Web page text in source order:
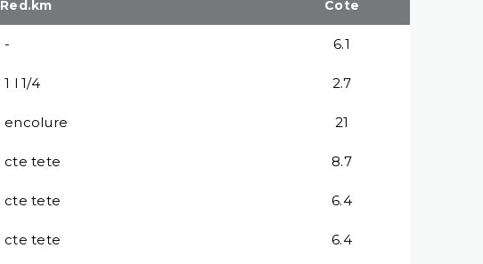
Red.km Cote
- 6.1
1 l 1/4 2.7
encolure 21
cte tete 8.7
cte tete 6.4
cte tete 6.4